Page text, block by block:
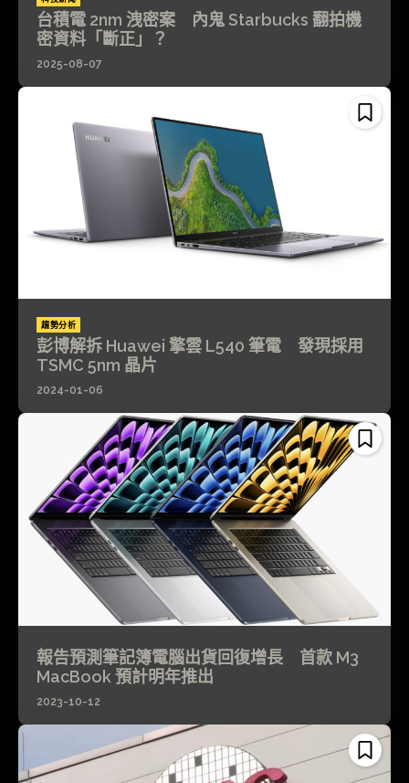
台積電 2nm 洩密案 內鬼 Starbucks 翻拍機
密資料「斷正」？
2025-08-07
趨勢分析
彭博解拆 Huawei 擎雲 L540 筆電 發現採用
TSMC 5nm 晶片
2024-01-06
報告預測筆記簿電腦出貨回復增長 首款 M3
MacBook 預計明年推出
2023-10-12